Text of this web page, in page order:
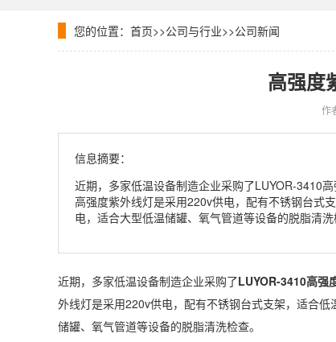
您的位置： 首页>>公司与行业>>公司新闻
高强度
作
信息摘要：
近期，多家低温设备制造企业采购了LUYOR-3410
高强度紫外线灯是采用220v供电，配有不锈钢台式
电，适合大型低温储罐、氧气管道等设备的脱脂清洗
近期，多家低温设备制造企业采购了LUYOR-3410高强
外线灯是采用220v供电，配有不锈钢台式支架，适合
储罐、氧气管道等设备的脱脂清洗检查。